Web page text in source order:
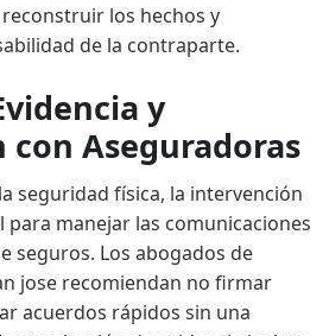
los hechos y
de la contraparte.
y
con Aseguradoras
seguridad física, la intervención
para manejar las comunicaciones
seguros. Los abogados de
jose recomiendan no firmar
acuerdos rápidos sin una